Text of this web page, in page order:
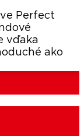
Perfect
vďaka
ako